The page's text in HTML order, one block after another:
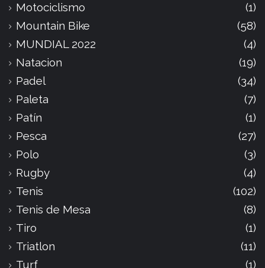
Motociclismo
(1)
Mountain Bike
(58)
MUNDIAL 2022
(4)
Natacion
(19)
Padel
(34)
Paleta
(7)
Patín
(1)
Pesca
(27)
Polo
(3)
Rugby
(4)
Tenis
(102)
Tenis de Mesa
(8)
Tiro
(1)
Triatlon
(11)
Turf
(1)